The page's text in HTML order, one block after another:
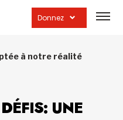
Donnez
la
à notre réalité
UNE